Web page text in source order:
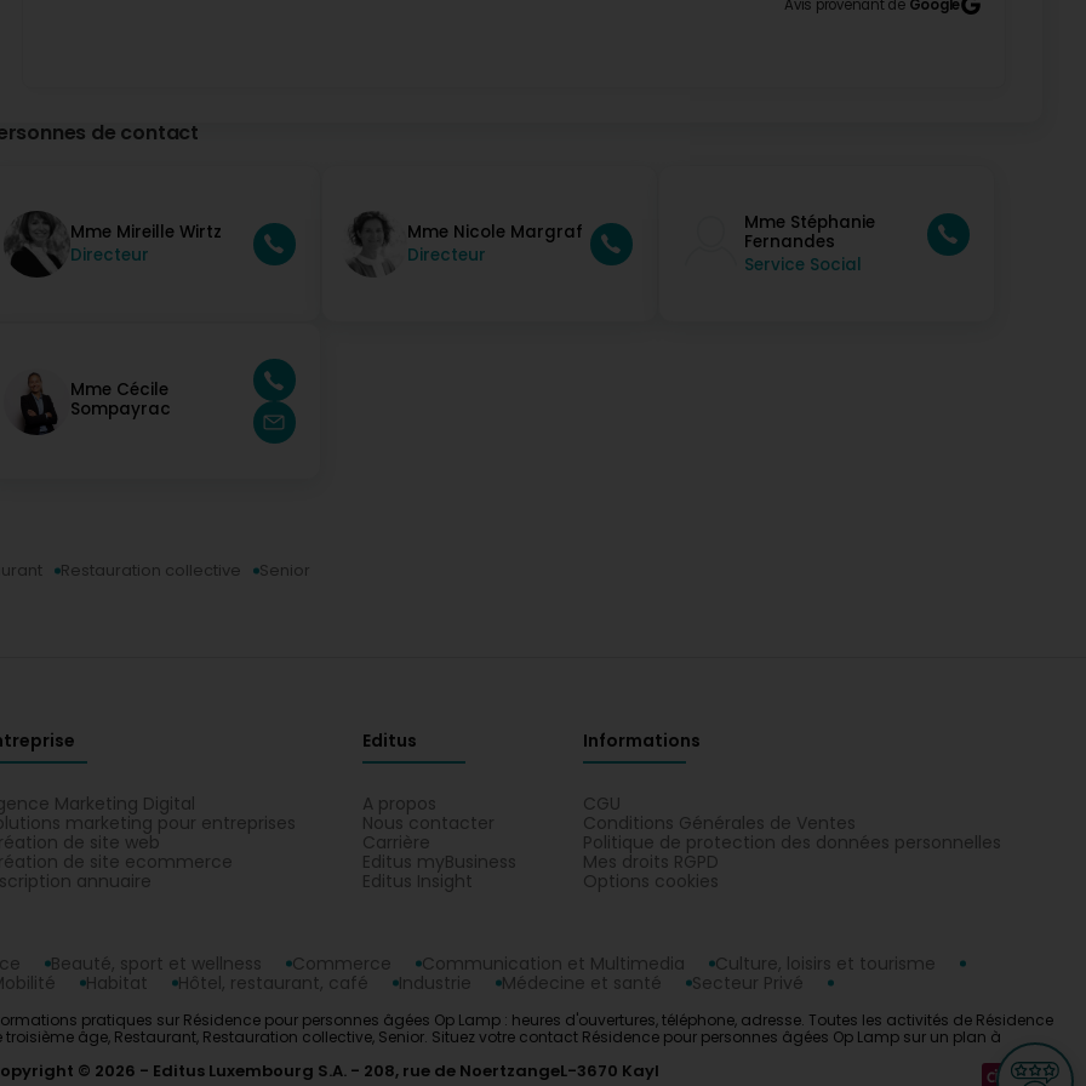
Bonjour et merci pour votre avis !
(Translated by Google) My dad has been on Lamp for a week and he's happy there. The whole staff is so
Résidence pour personnes âgées Op Lamp
Il y a 3 Année(s)
Thanks for sharing your experience!
Avis provenant de Google
de contact
Mme Mireille Wirtz
Directeur
Mme Nicole Margraf
Directeur
Mme Stéphanie
Fernandes
Service Social
Mme Cécile
Sompayrac
Restauration collective Senior
Marketing Digital
marketing pour entreprises
de site web
de site ecommerce
annuaire
Editus
A propos
Nous contacter
Carrière
Editus myBusiness
Editus Insight
Informations
CGU
Conditions Générales de Ventes
Politique de protection des données personnelles
Mes droits RGPD
Options cookies
Beauté, sport et wellness Commerce Communication et Multimedia
Culture, loisirs et tourisme
Habitat Hôtel, restaurant, café Industrie Médecine et santé
Secteur Privé
pratiques sur Résidence pour personnes âgées Op Lamp : heures d'ouvertures, téléphone, adresse. Toutes les activités de Résidence
âge, Restaurant, Restauration collective, Senior. Situez votre contact Résidence pour personnes âgées Op Lamp sur un plan à
© 2026 Editus Luxembourg S.A. 208, rue de NoertzangeL-3670 Kayl